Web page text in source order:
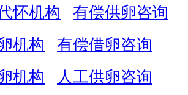
怀机构
有偿供卵咨询
机构
有偿借卵咨询
机构
人工供卵咨询